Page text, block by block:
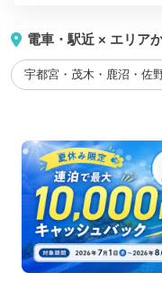
電車・駅近 × エリア
宇都宮・茂木・鹿沼・佐